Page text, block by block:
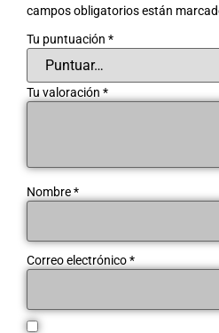
campos obligatorios están
Tu puntuación *
Tu valoración *
Nombre*
Correo electrónico*